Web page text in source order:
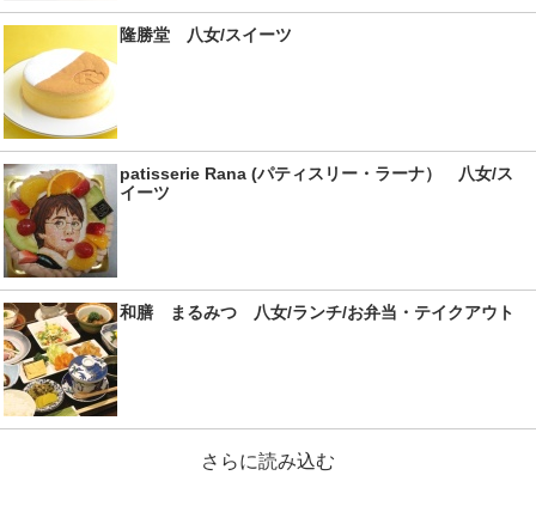
隆勝堂 八女/スイーツ
patisserie Rana (パティスリー・ラーナ） 八女/ス
イーツ
和膳 まるみつ 八女/ランチ/お弁当・テイクアウト
さらに読み込む